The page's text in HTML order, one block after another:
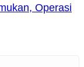
Operasi